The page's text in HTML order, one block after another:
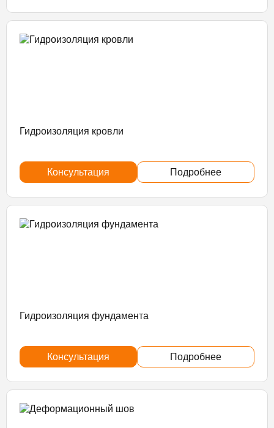
Гидроизоляция кровли
Консультация Подробнее
Гидроизоляция фундамента
Консультация Подробнее